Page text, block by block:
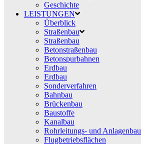
Geschichte
LEISTUNGEN
Überblick
Straßenbau
Straßenbau
Betonstraßenbau
Betonspurbahnen
Erdbau
Erdbau
Sonderverfahren
Bahnbau
Brückenbau
Baustoffe
Kanalbau
Rohrleitungs- und Anlagenbau
Flugbetriebsflächen